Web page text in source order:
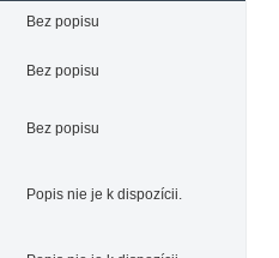
Bez popisu
Bez popisu
Bez popisu
Popis nie je k dispozícii.